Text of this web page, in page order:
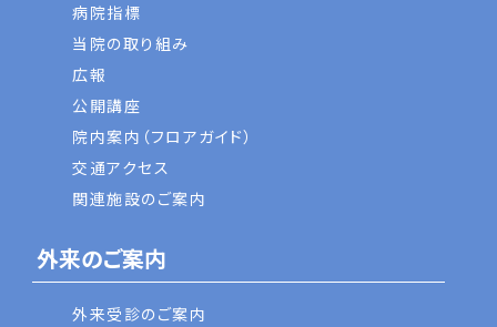
病院指標
当院の取り組み
広報
公開講座
院内案内（フロアガイド）
交通アクセス
関連施設のご案内
外来のご案内
外来受診のご案内